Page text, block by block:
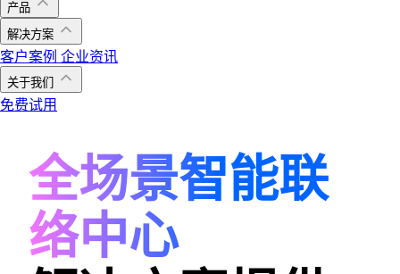
产品
解决方案
客户案例 企业资讯
关于我们
免费试用
全场景智能联
络中心